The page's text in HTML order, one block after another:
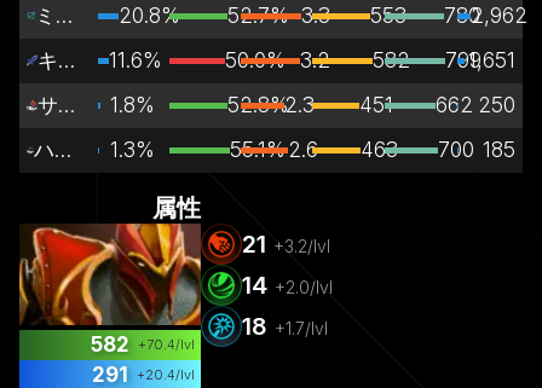
ミッドレーン
20.8% 52.7% 3.3 553 7802,962
キャリー
11.6% 50.0% 3.2 582 7991,651
サポート
1.8% 52.8%2.3 451 662 250
ハードサポート
1.3% 55.1%2.6 463 700 185
属性
582 +70.4/lvl
291 +20.4/lvl
21 +3.2/lvl
14 +2.0/lvl
18 +1.7/lvl